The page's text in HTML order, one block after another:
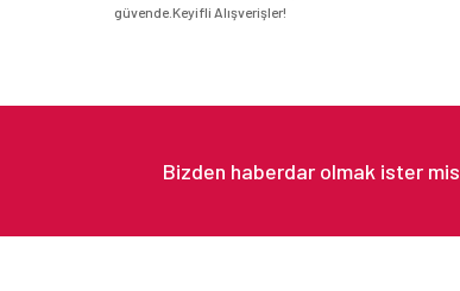
güvende.Keyifli Alışverişler!